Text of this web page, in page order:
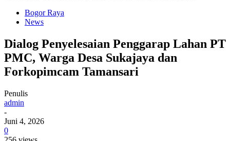
Bogor Raya
News
Dialog Penyelesaian Penggarap Lahan PT
PMC, Warga Desa Sukajaya dan
Forkopimcam Tamansari
Penulis
admin
-
Juni 4, 2026
0